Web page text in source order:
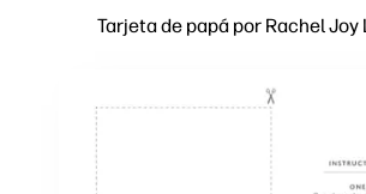
Tarjeta de papá por Rachel